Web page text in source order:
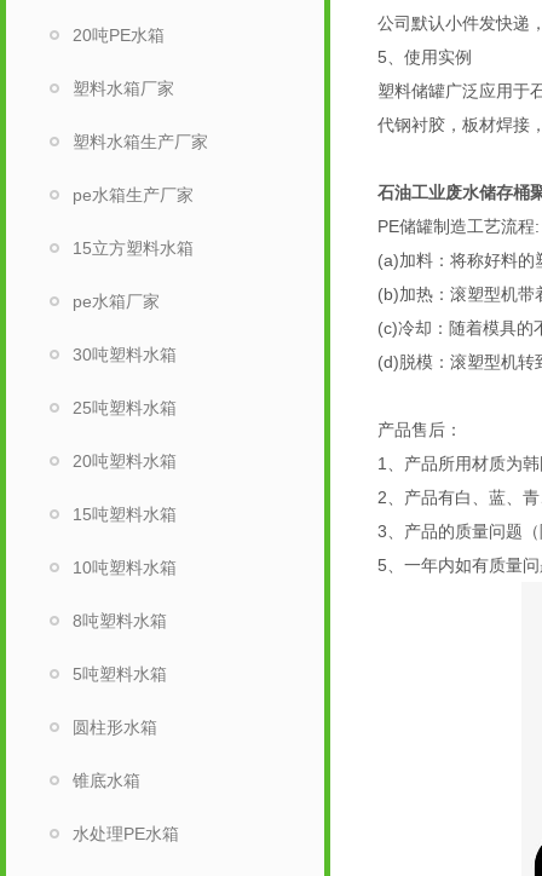
20吨PE水箱
塑料水箱厂家
塑料水箱生产厂家
pe水箱生产厂家
15立方塑料水箱
pe水箱厂家
30吨塑料水箱
25吨塑料水箱
20吨塑料水箱
15吨塑料水箱
10吨塑料水箱
8吨塑料水箱
5吨塑料水箱
圆柱形水箱
锥底水箱
水处理PE水箱
公司默认小件发快递
5、使用实例
塑料储罐广泛应用于
代钢衬胶，板材焊接
石油工业废水储存桶
PE储罐制造工艺流程:
(a)加料：将称好料
(b)加热：滚塑型机
(c)冷却：随着模具
(d)脱模：滚塑型机转
产品售后：
1、产品所用材质为
2、产品有白、蓝、
3、产品的质量问题
5、一年内如有质量